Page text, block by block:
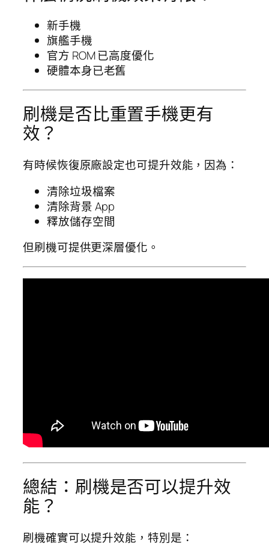
新手機
旗艦手機
官方 ROM 已高度優化
硬體本身已老舊
刷機是否比重置手機更有
效？
有時候恢復原廠設定也可提升效能，因為：
清除垃圾檔案
清除背景 App
釋放儲存空間
但刷機可提供更深層優化。
總結：刷機是否可以提升效
能？
刷機確實可以提升效能，特別是：